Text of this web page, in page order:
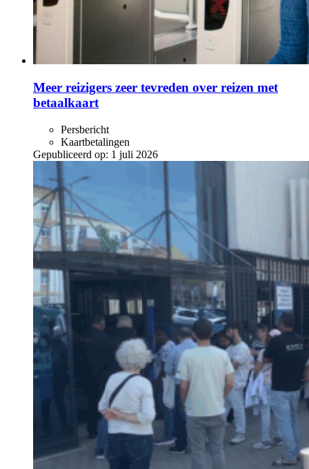
Meer reizigers zeer tevreden over reizen met
betaalkaart
Persbericht
Kaartbetalingen
Gepubliceerd op: 1 juli 2026